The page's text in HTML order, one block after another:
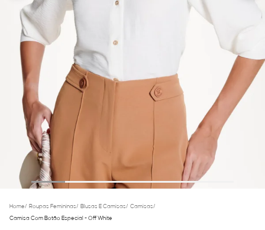
Home/ Roupas Femininas/ Blusas E Camisas/ Camisas/
Camisa Com Botão Especial - Off White